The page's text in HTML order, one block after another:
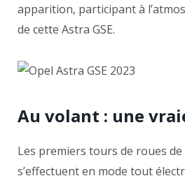
apparition, participant à
de cette Astra GSE.
Au volant : une
Les premiers tours de roues
s’effectuent en mode tout